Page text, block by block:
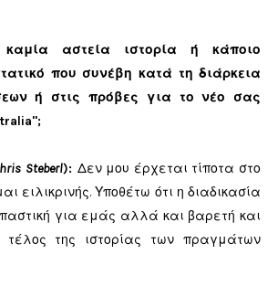
καμία αστεία ιστορία ή κάποιο
που συνέβη κατά τη διάρκεια
ή στις πρόβες για το νέο σας
Steberl): Δεν μου έρχεται τίποτα στο
ειλικρινής. Υποθέτω ότι η διαδικασία
για εμάς αλλά και βαρετή και
τέλος της ιστορίας των πραγμάτων